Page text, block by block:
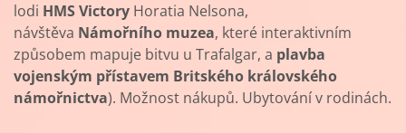
lodi HMS Victory Horatia Nelsona,
návštěva Námořního muzea, které interaktivním
způsobem mapuje bitvu u Trafalgar, a plavba
vojenským přístavem Britského královského
námořnictva). Možnost nákupů. Ubytování v rodinách.